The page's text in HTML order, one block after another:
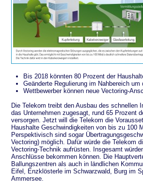
Bis 2018 könnten 80 Prozent der
Geänderte Regulierung im Nahbereich
Wettbewerber können neue Vectoring-
Die Telekom treibt den Ausbau des schnellen
das Unternehmen zugesagt, rund 65 Prozent
versorgen. Jetzt will die Telekom die
Haushalte Geschwindigkeiten von bis zu 100
Perspektivisch sind sogar
Vectoring) möglich. Dafür würde die Telekom
Vectoring-Technik aufrüsten. Insgesamt
Anschlüsse bekommen können. Die
Ballungszentren als auch in ländlichen
Eifel, Enzklösterle im Schwarzwald, Burg im
Ammersee.